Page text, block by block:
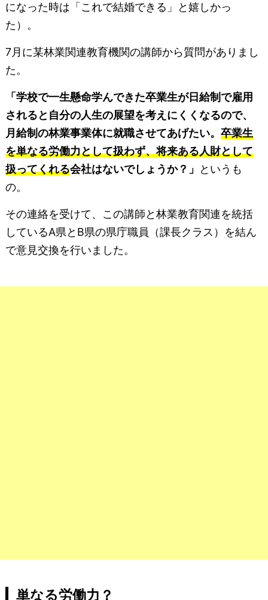
になった時は「これで結婚できる」と嬉しかっ
た）。
7月に某林業関連教育機関の講師から質問がありまし
た。
「学校で一生懸命学んできた卒業生が日給制で雇用
されると自分の人生の展望を考えにくくなるので、
月給制の林業事業体に就職させてあげたい。 卒業生
を単なる労働力として扱わず、将来ある人財として
扱ってくれる会社はないでしょうか？」
というも
の。
その連絡を受けて、この講師と林業教育関連を統括
しているA県とB県の県庁職員（課長クラス）を結ん
で意見交換を行いました。
単なる労働力？